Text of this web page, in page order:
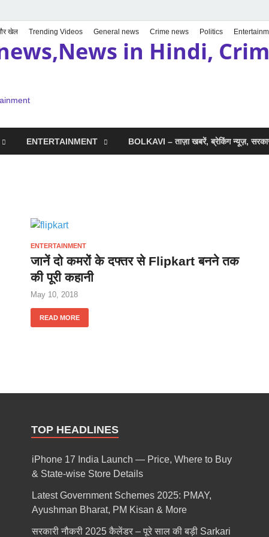
और खेल Trending Videos General news Crime news Politics
in Hindi,
ENTERTAINMENT BOLKAVI – ताज़ा खबरें, ब्रेकिंग न्यूज़,
ENTERTAINMENT
जानें दो कमरों के दफ्तर से Flipkart बनने तक
की पूरी कहानी
May 10, 2018
READ MORE
TOP HEADLINES
iPhone 17 India Launch — Price, Where to Buy
& State-wise Store Details
Latest Government Schemes 2025: PMAY,
Ayushman Bharat, PM Kisan & More
सरकारी नौकरी 2025 कैलेंडर – पूरे साल की बड़ी Sarkari